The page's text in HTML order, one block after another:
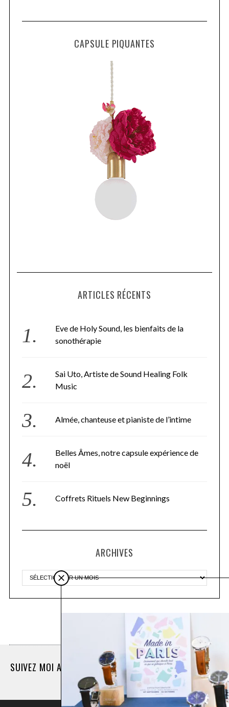
CAPSULE PIQUANTES
ARTICLES RÉCENTS
Eve de Holy Sound, les bienfaits de la
sonothérapie
Sai Uto, Artiste de Sound Healing Folk
Music
Almée, chanteuse et pianiste de l’intime
Belles Âmes, notre capsule expérience de
noël
Coffrets Rituels New Beginnings
ARCHIVES
Plus d'articles
SUIVEZ MOI AUSSI SUR INSTAGRAM @LASEINOGRAPHE